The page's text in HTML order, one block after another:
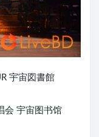
宇宙図書館
会 宇宙图书馆